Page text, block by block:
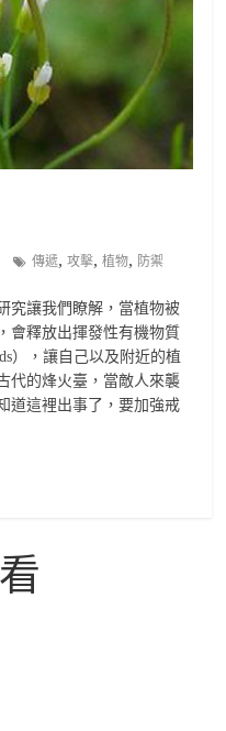
傳遞,攻擊,植物, 防禦
究讓我們瞭解，當植物被
會釋放出揮發性有機物質
），讓自己以及附近的植
代的烽火臺，當敵人來襲
道這裡出事了，要加強戒